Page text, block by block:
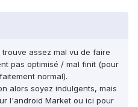
assez mal vu de faire
pas optimisé / mal finit (pour
normal).
alors soyez indulgents, mais
l'android Market ou ici pour